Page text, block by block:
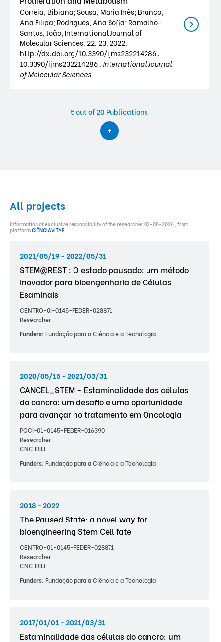
Correia, Bibiana; Sousa, Maria Inês; Branco,
Ana Filipa; Rodrigues, Ana Sofia; Ramalho-
Santos, João, International Journal of
Molecular Sciences. 22. 23. 2022.
http://dx.doi.org/10.3390/ijms232214286 .
10.3390/ijms232214286 . International Journal
of Molecular Sciences
5out of 20 Publications
All projects
Information of exclusive responsibility of the researcher 02-08-2026 , from
platformCIÊNCIAVITAE.
2021/05/19 - 2022/05/31
STEM@REST : O estado pausado: um método
inovador para bioengenharia de Células
Esaminais
CENTRO-0I-0145-FEDER-028871
Researcher
Funders: Fundação para a Ciência e a Tecnologia
2020/05/15 - 2021/03/31
CANCEL_STEM - Estaminalidade das células
do cancro: um desafio e uma oportunidade
para avançar no tratamento em Oncologia
POCI-01-0145-FEDER-016390
Researcher
CNC.IBILI
Funders: Fundação para a Ciência e a Tecnologia
2018 - 2022
The Paused State: a novel way for
bioengineering Stem Cell fate
CENTRO-01-0145-FEDER-028871
Researcher
CNC.IBILI
Funders: Fundação para a Ciência e a Tecnologia
2017/01/01 - 2021/03/31
Estaminalidade das células do cancro: um